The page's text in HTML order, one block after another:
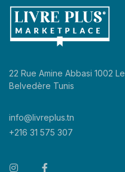
22 Rue Amine Abbasi 1002 Le
Belvedère Tunis
info@livreplus.tn
+216 31 575 307